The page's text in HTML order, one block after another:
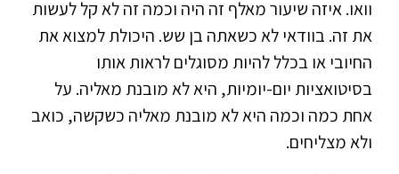
וואו. איזה שיעור מאלף זה היה וכמה זה לא קל לעשות
את זה. בוודאי לא כשאתה בן שש. היכולת למצוא את
החיובי או בכלל להיות מסוגלים לראות אותו
בסיטואציות יום-יומיות, היא לא מובנת מאליה. על
אחת כמה וכמה היא לא מובנת מאליה כשקשה, כואב
ולא מצליחים.